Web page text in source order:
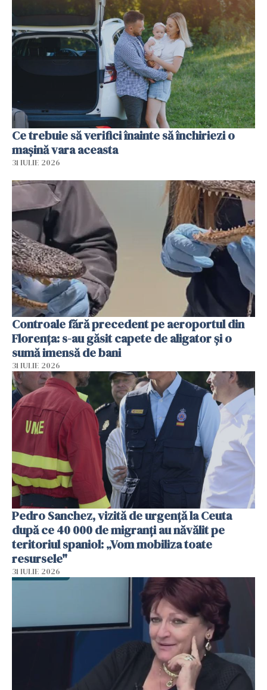
Ce trebuie să verifici înainte să închiriezi o
mașină vara aceasta
31 IULIE 2026
Controale fără precedent pe aeroportul din
Florența: s-au găsit capete de aligator și o
sumă imensă de bani
31 IULIE 2026
Pedro Sanchez, vizită de urgență la Ceuta
după ce 40 000 de migranți au năvălit pe
teritoriul spaniol: „Vom mobiliza toate
resursele"
31 IULIE 2026